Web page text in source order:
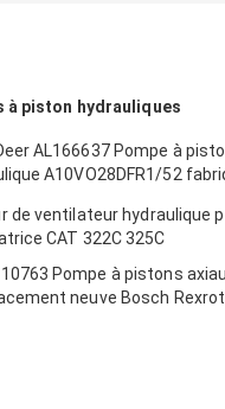
à piston hydrauliques
AL166637 Pompe à
A10VO28DFR1/52
de ventilateur hydraulique
CAT 322C 325C
Pompe à pistons
neuve Bosch